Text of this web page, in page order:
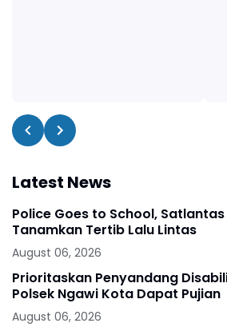
Latest News
Police Goes to School,
Tanamkan Tertib Lalu Lintas
August 06, 2026
Prioritaskan Penyandang
Polsek Ngawi Kota Dapat Pujian
August 06, 2026